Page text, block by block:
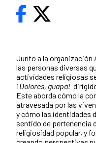
Junto a la organización
las personas diversas
actividades religiosas
¡Dolores, guapa!
Este aborda cómo la
atravesada por las
y cómo las identidades
sentido de pertenencia
religiosidad popular, y